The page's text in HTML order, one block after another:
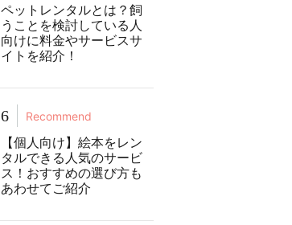
ペットレンタルとは？飼
うことを検討している人
向けに料金やサービスサ
イトを紹介！
6 Recommend
【個人向け】絵本をレン
タルできる人気のサービ
ス！おすすめの選び方も
あわせてご紹介